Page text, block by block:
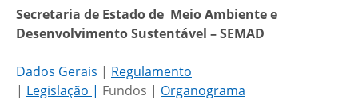
Secretaria de Estado de Meio Ambiente e
Desenvolvimento Sustentável – SEMAD
Dados Gerais | Regulamento
| Legislação | Fundos | Organograma